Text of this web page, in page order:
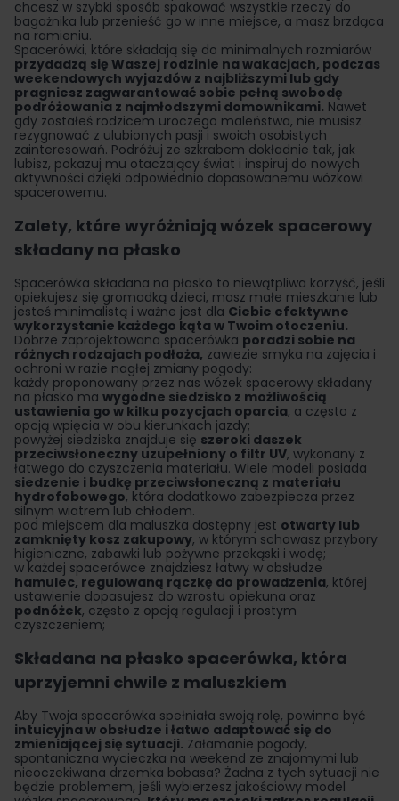
chcesz w szybki sposób spakować wszystkie rzeczy do
bagażnika lub przenieść go w inne miejsce, a masz brzdąca
na ramieniu.
Spacerówki, które składają się do minimalnych rozmiarów
przydadzą się Waszej rodzinie na wakacjach, podczas
weekendowych wyjazdów z najbliższymi lub gdy
pragniesz zagwarantować sobie pełną swobodę
podróżowania z najmłodszymi domownikami. Nawet
gdy zostałeś rodzicem uroczego maleństwa, nie musisz
rezygnować z ulubionych pasji i swoich osobistych
zainteresowań. Podróżuj ze szkrabem dokładnie tak, jak
lubisz, pokazuj mu otaczający świat i inspiruj do nowych
aktywności dzięki odpowiednio dopasowanemu wózkowi
spacerowemu.
Zalety, które wyróżniają wózek spacerowy
składany na płasko
Spacerówka składana na płasko to niewątpliwa korzyść, jeśli
opiekujesz się gromadką dzieci, masz małe mieszkanie lub
jesteś minimalistą i ważne jest dla Ciebie efektywne
wykorzystanie każdego kąta w Twoim otoczeniu.
Dobrze zaprojektowana spacerówka poradzi sobie na
różnych rodzajach podłoża, zawiezie smyka na zajęcia i
ochroni w razie nagłej zmiany pogody:
każdy proponowany przez nas wózek spacerowy składany
na płasko ma wygodne siedzisko z możliwością
ustawienia go w kilku pozycjach oparcia, a często z
opcją wpięcia w obu kierunkach jazdy;
powyżej siedziska znajduje się szeroki daszek
przeciwsłoneczny uzupełniony o filtr UV, wykonany z
łatwego do czyszczenia materiału. Wiele modeli posiada
siedzenie i budkę przeciwsłoneczną z materiału
hydrofobowego, która dodatkowo zabezpiecza przez
silnym wiatrem lub chłodem.
pod miejscem dla maluszka dostępny jest otwarty lub
zamknięty kosz zakupowy, w którym schowasz przybory
higieniczne, zabawki lub pożywne przekąski i wodę;
w każdej spacerówce znajdziesz łatwy w obsłudze
hamulec, regulowaną rączkę do prowadzenia, której
ustawienie dopasujesz do wzrostu opiekuna oraz
podnóżek, często z opcją regulacji i prostym
czyszczeniem;
Składana na płasko spacerówka, która
uprzyjemni chwile z maluszkiem
Aby Twoja spacerówka spełniała swoją rolę, powinna być
intuicyjna w obsłudze i łatwo adaptować się do
zmieniającej się sytuacji. Załamanie pogody,
spontaniczna wycieczka na weekend ze znajomymi lub
nieoczekiwana drzemka bobasa? Żadna z tych sytuacji nie
będzie problemem, jeśli wybierzesz jakościowy model